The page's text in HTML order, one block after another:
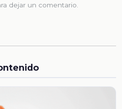
dejar un comentario.